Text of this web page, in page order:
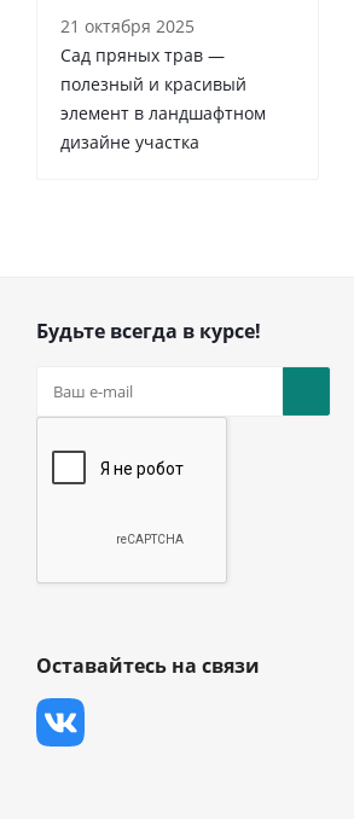
21 октября 2025
Сад пряных трав —
полезный и красивый
элемент в ландшафтном
дизайне участка
Будьте всегда в курсе!
Оставайтесь на связи